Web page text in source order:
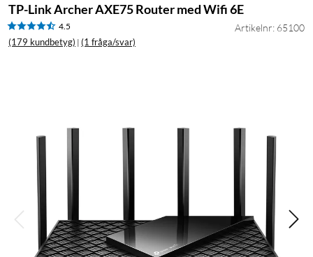
TP-Link Archer AXE75 Router med Wifi 6E
4.5
(179 kundbetyg) | (1 fråga/svar)
Artikelnr: 65100